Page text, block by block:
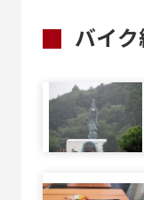
バイ